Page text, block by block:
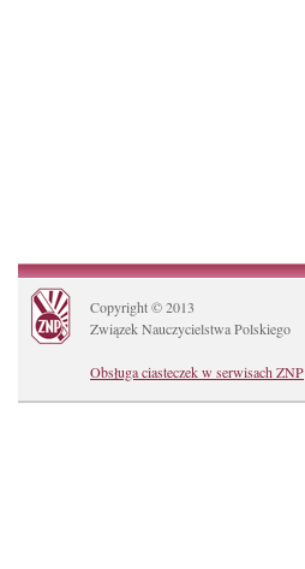
Copyright © 2013
Związek Nauczycielstwa Polskiego
Obsługa ciasteczek w serwisach ZNP